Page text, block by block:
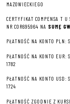
MAZOWIECKIEGO
CERTYFIKAT COMPENSA T
NR COR695964 NA SUMĘ
PŁATNOŚĆ NA KONTO PLN:
PŁATNOŚĆ NA KONTO EUR:
1782
PŁATNOŚĆ NA KONTO USD:
1724
PŁATNOŚĆ ZGODNIE Z